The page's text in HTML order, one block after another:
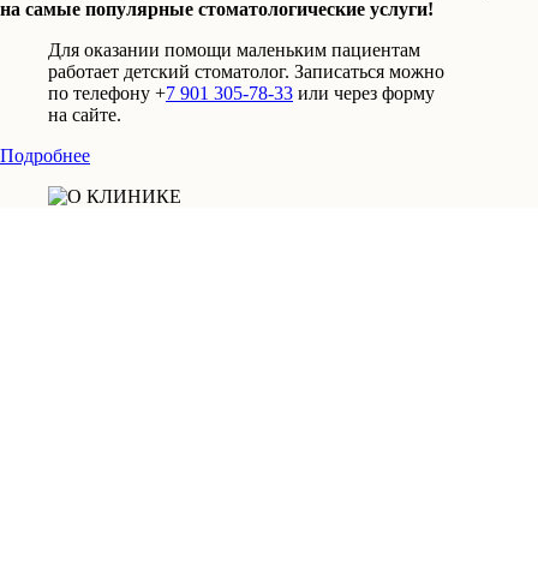
на самые популярные стоматологические услуги!
Для оказании помощи маленьким пациентам
работает детский стоматолог. Записаться можно
по телефону +7 901 305-78-33 или через форму
на сайте.
Подробнее